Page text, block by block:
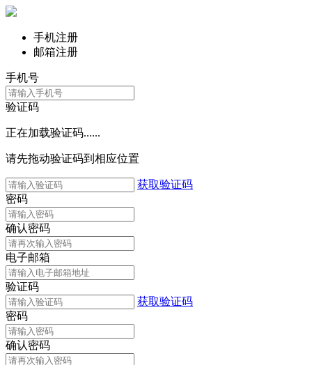
手机注册
邮箱注册
手机号
验证码
正在加载验证码......
请先拖动验证码到相应位置
获取验证码
密码
确认密码
电子邮箱
验证码
获取验证码
密码
确认密码